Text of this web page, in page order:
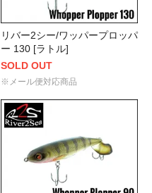
リバー2シー/ワッパープロッパ
ー 130 [ラトル]
SOLD OUT
※メール便対応商品